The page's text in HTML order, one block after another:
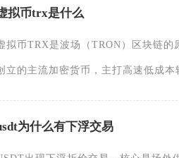
拟币trx是什么
拟币TRX是波场（TRON）区块链
立的主流加密货币，主打高速低成本
为什么有下浮交易